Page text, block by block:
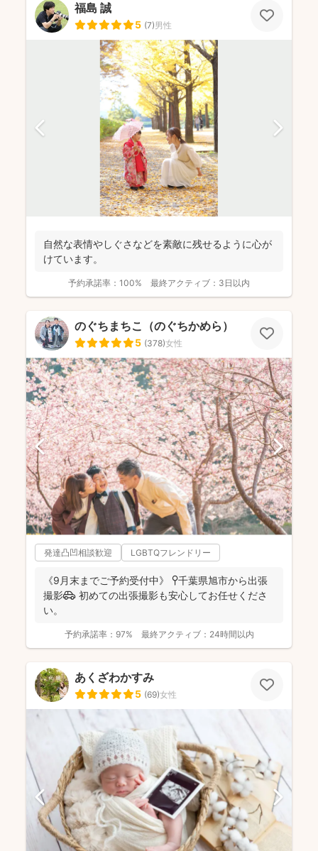
福島 誠
5 (7)男性
自然な表情やしぐさなどを素敵に残せるように心が
けています。
予約承諾率： 100% 最終アクティブ： 3日以内
のぐちまちこ（のぐちかめら）
5 (378)女性
発達凸凹相談歓迎 LGBTQフレンドリー
《9月末までご予約受付中》 📍千葉県旭市から出張
撮影🚗 初めての出張撮影も安心してお任せくださ
い。
予約承諾率： 97% 最終アクティブ： 24時間以内
あくざわかすみ
5 (69)女性